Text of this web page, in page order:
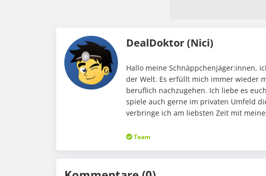
DealDoktor (Nici)
Hallo meine Schnäppchenjäger:innen,
der Welt. Es erfüllt mich immer wieder
beruflich nachzugehen. Ich liebe es
spiele auch gerne im privaten Umfeld
verbringe ich am liebsten Zeit mit
Team